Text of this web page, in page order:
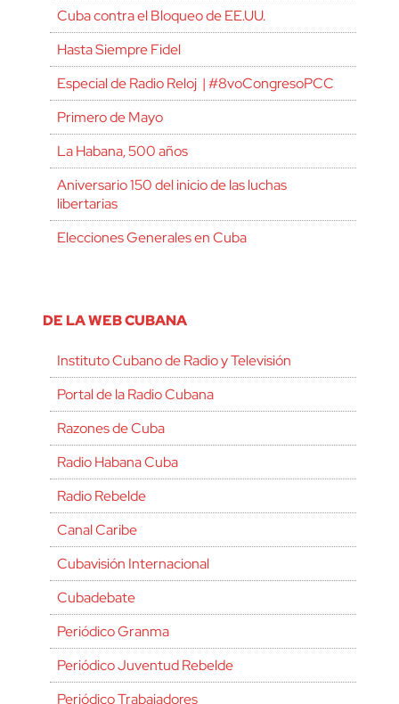
Cuba contra el Bloqueo de EE.UU.
Hasta Siempre Fidel
Especial de Radio Reloj | #8voCongresoPCC
Primero de Mayo
La Habana, 500 años
Aniversario 150 del inicio de las luchas
libertarias
Elecciones Generales en Cuba
DE LA WEB CUBANA
Instituto Cubano de Radio y Televisión
Portal de la Radio Cubana
Razones de Cuba
Radio Habana Cuba
Radio Rebelde
Canal Caribe
Cubavisión Internacional
Cubadebate
Periódico Granma
Periódico Juventud Rebelde
Periódico Trabajadores